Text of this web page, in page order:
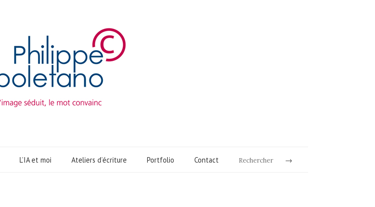
L’IA et moi Ateliers d’écriture Portfolio Contact Rechercher